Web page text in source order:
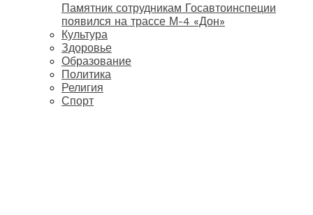
Памятник сотрудникам Госавтоинспеции
появился на трассе М-4 «Дон»
Культура
Здоровье
Образование
Политика
Религия
Спорт